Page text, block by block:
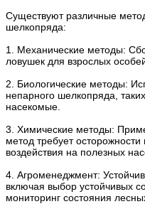
Существуют различные
шелкопряда:
1. Механические методы:
ловушек для взрослых
2. Биологические методы:
непарного шелкопряда,
насекомые.
3. Химические методы:
метод требует осторожности
воздействия на полезных
4. Агроменеджмент:
включая выбор устойчивых
мониторинг состояния